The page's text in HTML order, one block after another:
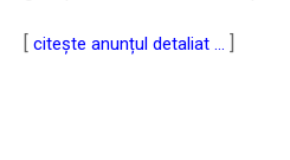
[ citește anunțul detaliat … ]